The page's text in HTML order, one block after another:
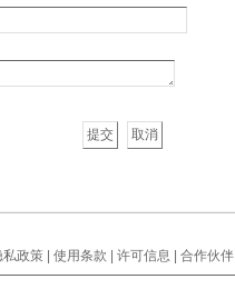
取消
政策 | 使用条款 | 许可信息 | 合作伙伴